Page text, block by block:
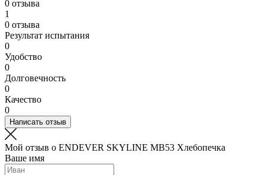
0 отзыва
1
0 отзыва
Результат испытания
0
Удобство
0
Долговечность
0
Качество
0
Написать отзыв
Мой отзыв о ENDEVER SKYLINE MB53 Хлебопечка
Ваше имя